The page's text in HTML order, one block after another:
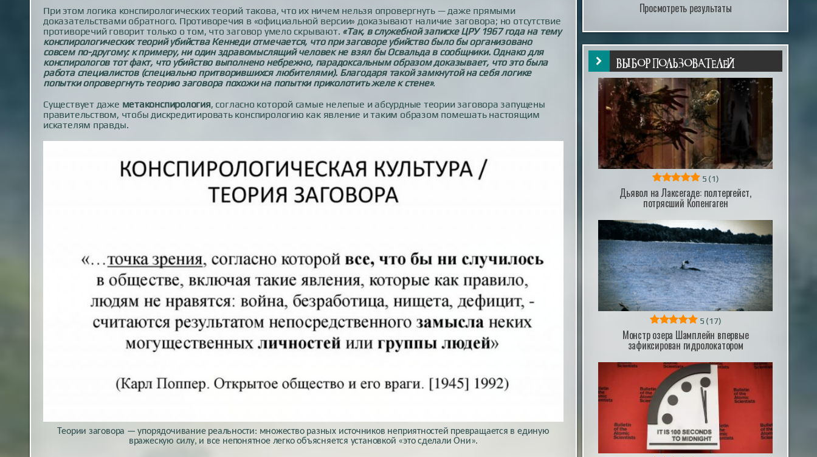
При этом логика конспирологических теорий такова, что их ничем нельзя опровергнуть — даже прямыми
доказательствами обратного. Противоречия в «официальной версии» доказывают наличие заговора; но отсутствие
противоречий говорит только о том, что заговор умело скрывают. «Так, в служебной записке ЦРУ 1967 года на тему
конспирологических теорий убийства Кеннеди отмечается, что при заговоре убийство было бы организовано
совсем по-другому: к примеру, ни один здравомыслящий человек не взял бы Освальда в сообщники. Однако для
конспирологов тот факт, что убийство выполнено небрежно, парадоксальным образом доказывает, что это была
работа специалистов (специально притворившихся любителями). Благодаря такой замкнутой на себя логике
попытки опровергнуть теорию заговора похожи на попытки приколотить желе к стене».
Существует даже метаконспирология, согласно которой самые нелепые и абсурдные теории заговора запущены
правительством, чтобы дискредитировать конспирологию как явление и таким образом помешать настоящим
искателям правды.
Теории заговора — упорядочивание реальности: множество разных источников неприятностей превращается в единую
вражескую силу, и все непонятное легко объясняется установкой «это сделали Они».
Просмотреть результаты
ВЫБОР ПОЛЬЗОВАТЕЛЕЙ
5 (1)
Дьявол на Лаксегаде: полтергейст,
потрясший Копенгаген
5 (17)
Монстр озера Шамплейн впервые
зафиксирован гидролокатором